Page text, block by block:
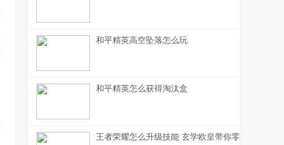
和平精英高空坠落怎么玩
和平精英怎么获得淘汰盒
王者荣耀怎么升级技能 玄学欧皇带你零基础入门